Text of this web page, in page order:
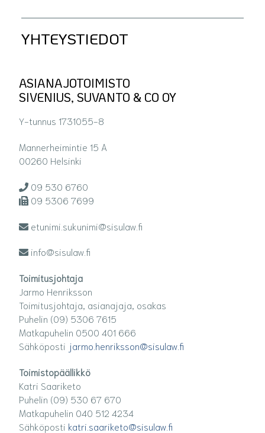
YHTEYSTIEDOT
ASIANAJOTOIMISTO
SIVENIUS, SUVANTO & CO OY
Y-tunnus 1731055-8
Mannerheimintie 15 A
00260 Helsinki
09 530 6760
09 5306 7699
etunimi.sukunimi@sisulaw.fi
info@sisulaw.fi
Toimitusjohtaja
Jarmo Henriksson
Toimitusjohtaja, asianajaja, osakas
Puhelin (09) 5306 7615
Matkapuhelin 0500 401 666
Sähköposti jarmo.henriksson@sisulaw.fi
Toimistopäällikkö
Katri Saariketo
Puhelin (09) 530 67 670
Matkapuhelin 040 512 4234
Sähköposti katri.saariketo@sisulaw.fi